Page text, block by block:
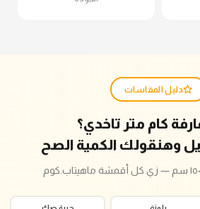
دليل المقاسات
كام متر تاخدي؟
وهنقولك الكمية الصح